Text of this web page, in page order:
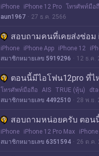
iPhone iPhone 12 Pro โทรศัพท์มือ
aun1967
27 ธ.ค. 2566
สอบถามคนที่เคยส่งซ่อม
iPhone iPhone App iPhone 12
สมาชิกหมายเลข 5919296
12 ธ.ค.
ตอนนี้มีไอโฟน12pro ที่ไ
โทรศัพท์มือถือ AIS TRUE (หุ้น)
สมาชิกหมายเลข 4492510
28 พ.ย.
สอบถามหน่อยครับ ตอนนี้
iPhone iPhone 12 Pro Max
สมาชิกหมายเลข 6351594
26 ต.ค.